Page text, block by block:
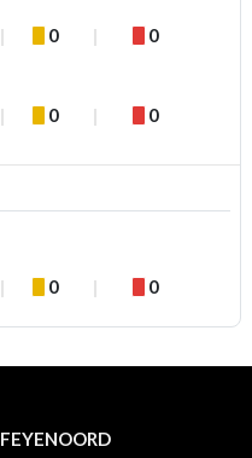
0 0
0 0
0 0
FEYENOORD